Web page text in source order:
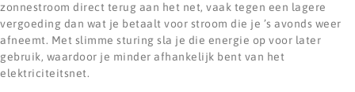
zonnestroom direct terug aan het net, vaak tegen een lagere
vergoeding dan wat je betaalt voor stroom die je ’s avonds weer
afneemt. Met slimme sturing sla je die energie op voor later
gebruik, waardoor je minder afhankelijk bent van het
elektriciteitsnet.